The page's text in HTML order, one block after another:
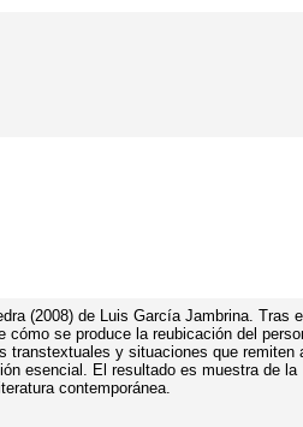
(2008) de Luis García Jambrina. Tras
se produce la reubicación del
transtextuales y situaciones que remiten
esencial. El resultado es muestra de la
contemporánea.